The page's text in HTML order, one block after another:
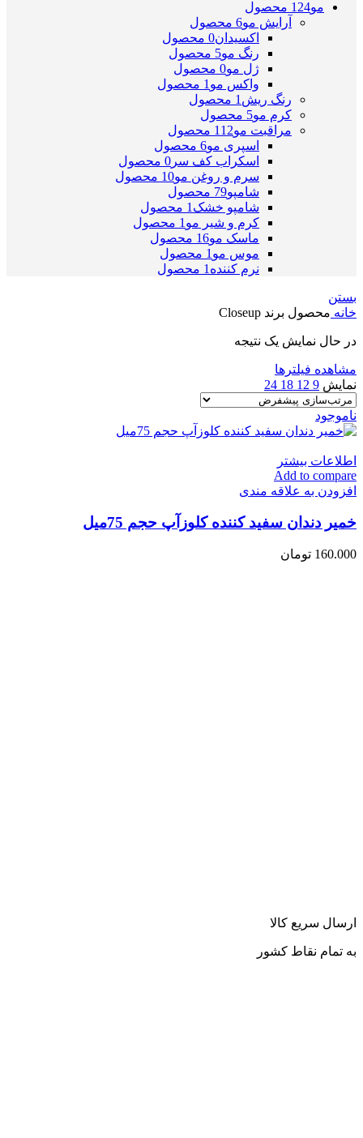
مو124 محصول
آرایش مو6 محصول
اکسیدان0 محصول
رنگ مو5 محصول
ژل مو0 محصول
واکس مو 1 محصول
رنگ ریش 1 محصول
کرم مو5 محصول
مراقبت مو112 محصول
اسپری مو6 محصول
اسکراب کف سر 0 محصول
سرم و روغن مو10 محصول
شامپو79 محصول
شامپو خشک 1 محصول
کرم و شیر مو 1 محصول
ماسک مو16 محصول
موس مو 1 محصول
نرم کننده 1 محصول
بستن
خانه محصول برند Closeup
در حال نمایش یک نتیجه
مشاهده فیلترها
نمایش 9
12
18
24
ناموجود
اطلاعات بیشتر
Add to compare
افزودن به علاقه مندی
خمیر دندان سفید کننده کلوزآپ حجم 75میل
160.000 تومان
ارسال سریع کالا
به تمام نقاط کشور